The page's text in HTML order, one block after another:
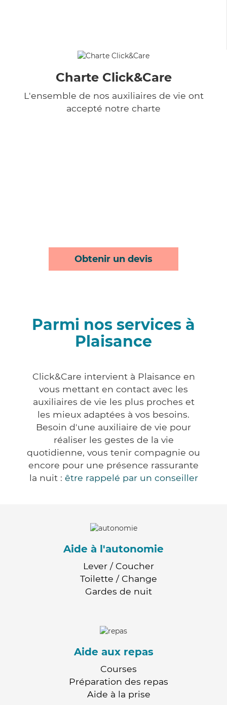
Charte Click&Care
L'ensemble de nos auxiliaires de vie ont
accepté notre charte
Obtenir un devis
Parmi nos services à
Plaisance
Click&Care intervient à Plaisance en
vous mettant en contact avec les
auxiliaires de vie les plus proches et
les mieux adaptées à vos besoins.
Besoin d'une auxiliaire de vie pour
réaliser les gestes de la vie
quotidienne, vous tenir compagnie ou
encore pour une présence rassurante
la nuit : être rappelé par un conseiller
Aide à l'autonomie
Lever / Coucher
Toilette / Change
Gardes de nuit
Aide aux repas
Courses
Préparation des repas
Aide à la prise